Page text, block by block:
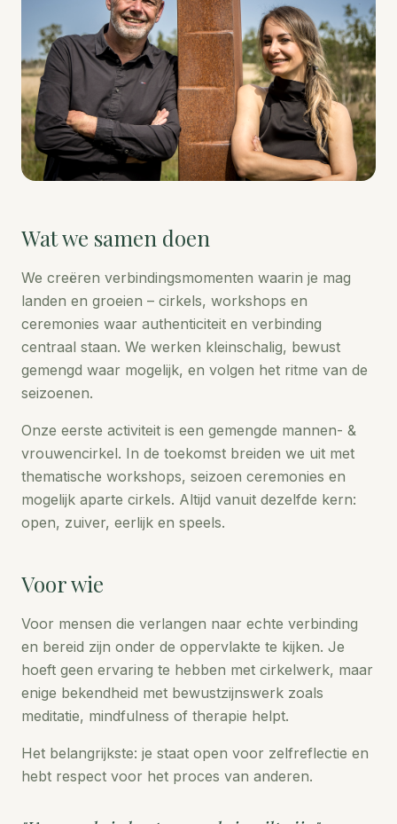
Wat we samen doen
We creëren verbindingsmomenten waarin je mag
landen en groeien – cirkels, workshops en
ceremonies waar authenticiteit en verbinding
centraal staan. We werken kleinschalig, bewust
gemengd waar mogelijk, en volgen het ritme van de
seizoenen.
Onze eerste activiteit is een gemengde mannen- &
vrouwencirkel. In de toekomst breiden we uit met
thematische workshops, seizoen ceremonies en
mogelijk aparte cirkels. Altijd vanuit dezelfde kern:
open, zuiver, eerlijk en speels.
Voor wie
Voor mensen die verlangen naar echte verbinding
en bereid zijn onder de oppervlakte te kijken. Je
hoeft geen ervaring te hebben met cirkelwerk, maar
enige bekendheid met bewustzijnswerk zoals
meditatie, mindfulness of therapie helpt.
Het belangrijkste: je staat open voor zelfreflectie en
hebt respect voor het proces van anderen.